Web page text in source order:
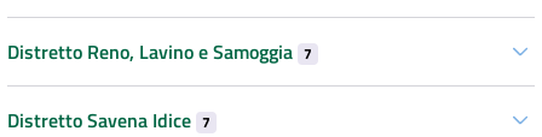
Distretto Reno, Lavino e Samoggia 7
Distretto Savena Idice 7